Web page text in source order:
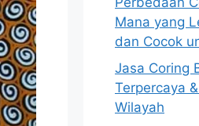
Mana yang
dan Cocok
Jasa Coring
Terpercaya
Wilayah